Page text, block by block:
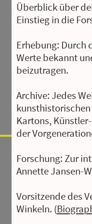
Überblick über
Einstieg in die
Erhebung: Durch
Werte bekannt
beizutragen.
Archive: Jedes
Kartons,
der
Forschung: Zur
Annette Jansen-
Vorsitzende des
Winkeln. (